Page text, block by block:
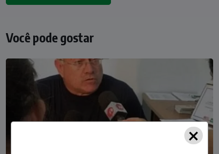
Você pode gostar
×